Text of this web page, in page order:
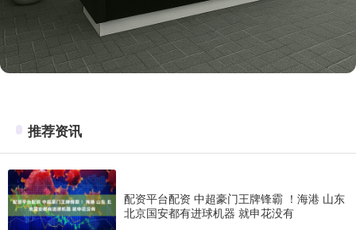
推荐资讯
配资平台配资 中超豪门王牌锋霸 ！海港 山东
北京国安都有进球机器 就申花没有